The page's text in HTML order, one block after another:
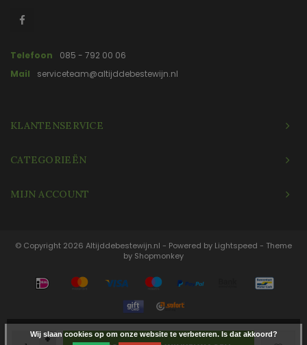
+
Telefoon
085 - 792 00 06
Mail
serviceteam@altijddebestewijn.nl
KLANTENSERVICE
CATEGORIEËN
MIJN ACCOUNT
© Copyright 2026 Altijddebestewijn.nl - Powered by Lightspeed - Theme
by Shopmonkey
Wij slaan cookies op om onze website te verbeteren. Is dat akkoord?